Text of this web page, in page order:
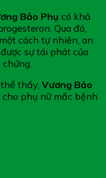
Bảo Phụ có khả
Qua đó,
cách tự nhiên, an
sự tái phát của
thấy, Vương Bảo
phụ nữ mắc bệnh